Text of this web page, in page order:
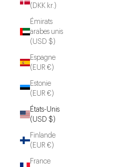
(DKK kr.)
Émirats
arabes unis
(USD $)
Espagne
(EUR €)
Estonie
(EUR €)
États-Unis
(USD $)
Finlande
(EUR €)
France